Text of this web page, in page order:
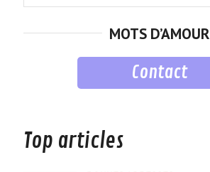
MOTS D’AMOUR
Contact
Top articles